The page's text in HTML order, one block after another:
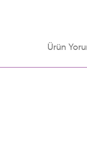
Ürün